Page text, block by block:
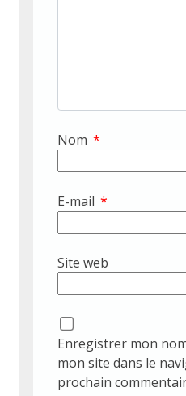
Nom *
E-mail *
Site web
Enregistrer mon
mon site dans le
prochain